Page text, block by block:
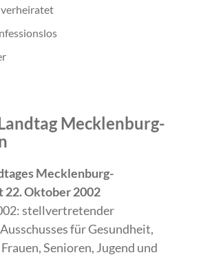
Mecklenburg-
Mecklenburg-
22. Oktober 2002
stellvertretender
für Gesundheit,
Senioren, Jugend und